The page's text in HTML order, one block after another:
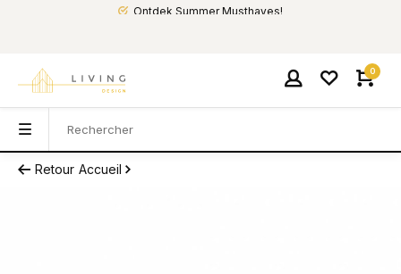
Ontdek Summer Musthaves!
0
Retour Accueil